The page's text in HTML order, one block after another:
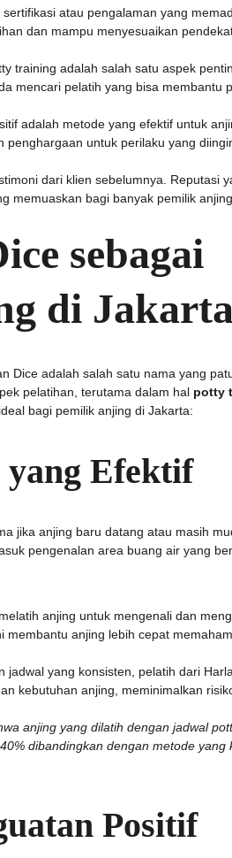
atau pengalaman yang
dan mampu menyesuaikan
training adalah salah satu aspek
mencari pelatih yang bisa membantu
adalah metode yang efektif untuk
untuk perilaku yang
dari klien sebelumnya. Reputasi
memuaskan bagi banyak pemilik anjing.
sebagai
di
Dice adalah salah satu nama yang
pelatihan, terutama dalam hal potty
bagi pemilik anjing di Jakarta:
yang Efektif
jika anjing baru datang atau masih
pengenalan area buang air yang
anjing untuk mengenali dan
anjing lebih cepat
jadwal yang konsisten, pelatih dari
kebutuhan anjing, meminimalkan
anjing yang dilatih dengan jadwal
dibandingkan dengan metode yang
Positif